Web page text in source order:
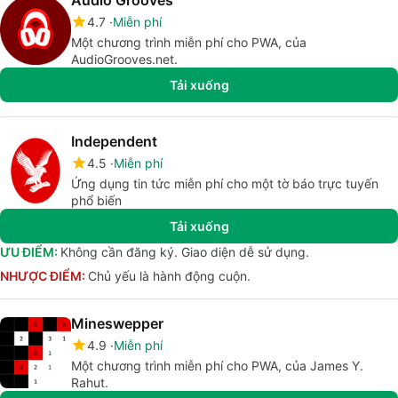
4.7 Miễn phí
Một chương trình miễn phí cho PWA, của
AudioGrooves.net.
Tải xuống
Independent
4.5 Miễn phí
Ứng dụng tin tức miễn phí cho một tờ báo trực tuyến
phổ biến
Tải xuống
ƯU ĐIỂM: Không cần đăng ký. Giao diện dễ sử dụng.
NHƯỢC ĐIỂM: Chủ yếu là hành động cuộn.
Mineswepper
4.9 Miễn phí
Một chương trình miễn phí cho PWA, của James Y.
Rahut.